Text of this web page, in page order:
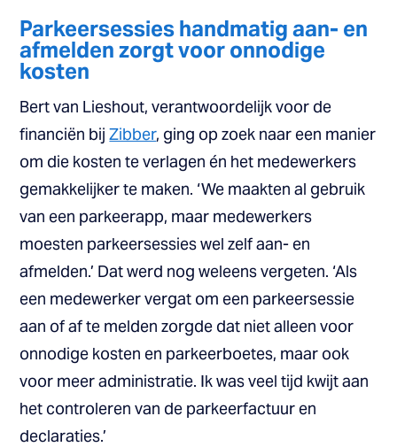
Parkeersessies handmatig aan- en
afmelden zorgt voor onnodige
kosten
Bert van Lieshout, verantwoordelijk voor de
financiën bijZibber, ging op zoek naar een manier
om die kosten te verlagen én het medewerkers
gemakkelijker te maken. ‘We maakten al gebruik
van een parkeerapp, maar medewerkers
moesten parkeersessies wel zelf aan- en
afmelden.’ Dat werd nog weleens vergeten. ‘Als
een medewerker vergat om een parkeersessie
aan of af te melden zorgde dat niet alleen voor
onnodige kosten en parkeerboetes, maar ook
voor meer administratie. Ik was veel tijd kwijt aan
het controleren van de parkeerfactuur en
declaraties.’